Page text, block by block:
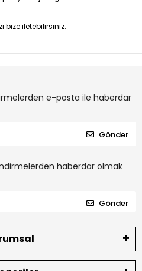
bize iletebilirsiniz.
e-posta ile haberdar
Gönder
haberdar olmak
Gönder